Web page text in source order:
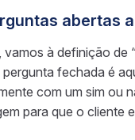
abertas
vamos à definição de
fechada é
com um sim ou
para que o cliente